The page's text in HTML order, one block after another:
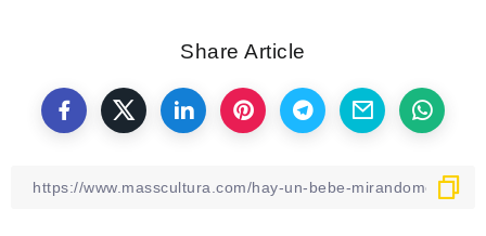
Share Article